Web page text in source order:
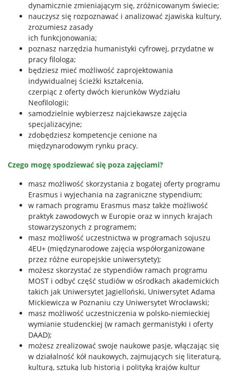
dynamicznie zmieniającym się, zróżnicowanym świecie;
nauczysz się rozpoznawać i analizować zjawiska kultury,
zrozumiesz zasady
ich funkcjonowania;
poznasz narzędzia humanistyki cyfrowej, przydatne w
pracy filologa;
będziesz mieć możliwość zaprojektowania
indywidualnej ścieżki kształcenia,
czerpiąc z oferty dwóch kierunków Wydziału
Neofilologii;
samodzielnie wybierzesz najciekawsze zajęcia
specjalizacyjne;
zdobędziesz kompetencje cenione na
międzynarodowym rynku pracy.
Czego mogę spodziewać się poza zajęciami?
masz możliwość skorzystania z bogatej oferty programu
Erasmus i wyjechania na zagraniczne stypendium;
w ramach programu Erasmus masz także możliwość
praktyk zawodowych w Europie oraz w innych krajach
stowarzyszonych z programem;
masz możliwość uczestnictwa w programach sojuszu
4EU+ (międzynarodowe zajęcia współorganizowane
przez różne europejskie uniwersytety);
możesz skorzystać ze stypendiów ramach programu
MOST i odbyć część studiów w ośrodkach akademickich
takich jak Uniwersytet Jagielloński, Uniwersytet Adama
Mickiewicza w Poznaniu czy Uniwersytet Wrocławski;
masz możliwość uczestniczenia w polsko-niemieckiej
wymianie studenckiej (w ramach germanistyki i oferty
DAAD);
możesz zrealizować swoje naukowe pasje, włączając się
w działalność kół naukowych, zajmujących się literaturą,
kulturą, sztuką lub historią i polityką krajów kultur